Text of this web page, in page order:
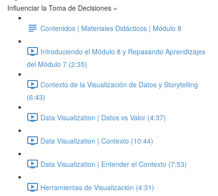
Influenciar la Toma de Decisiones »
Contenidos | Materiales Didácticos | Módulo 8
Introduciendo el Módulo 8 y Repasando Aprendizajes
del Módulo 7 (2:35)
Contexto de la Visualización de Datos y Storytelling
(6:43)
Data Visualization | Datos vs Valor (4:37)
Data Visualization | Contexto (10:44)
Data Visualization | Entender el Contexto (7:53)
Herramientas de Visualización (4:31)